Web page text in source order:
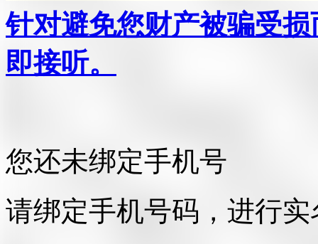
针对避免您财产被骗受
即接听。
您还未绑定手机号
请绑定手机号码，进行